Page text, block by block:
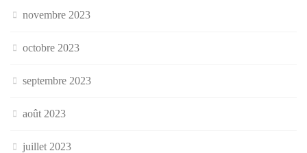
novembre 2023
octobre 2023
septembre 2023
août 2023
juillet 2023